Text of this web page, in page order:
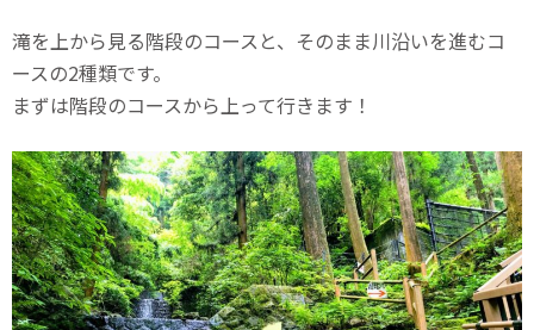
滝を上から見る階段のコースと、そのまま川沿いを進むコ
ースの2種類です。
まずは階段のコースから上って行きます！